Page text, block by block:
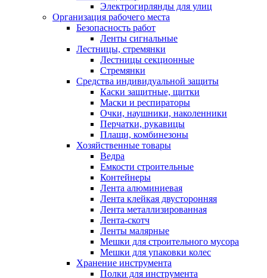
Электрогирлянды для улиц
Организация рабочего места
Безопасность работ
Ленты сигнальные
Лестницы, стремянки
Лестницы секционные
Стремянки
Средства индивидуальной защиты
Каски защитные, щитки
Маски и респираторы
Очки, наушники, наколенники
Перчатки, рукавицы
Плащи, комбинезоны
Хозяйственные товары
Ведра
Емкости строительные
Контейнеры
Лента алюминиевая
Лента клейкая двусторонняя
Лента металлизированная
Лента-скотч
Ленты малярные
Мешки для строительного мусора
Мешки для упаковки колес
Хранение инструмента
Полки для инструмента